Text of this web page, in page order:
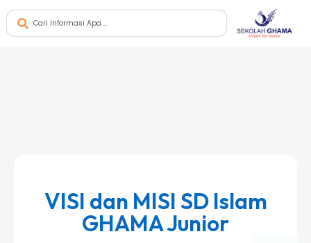
VISI dan MISI SD Islam
GHAMA Junior